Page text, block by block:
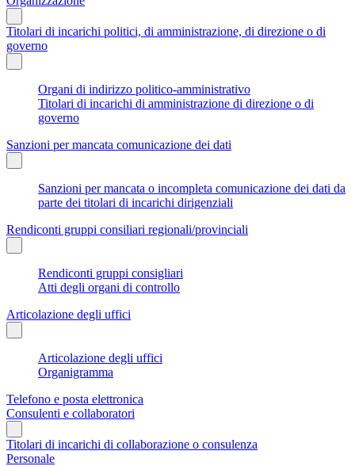
Titolari di incarichi politici, di amministrazione, di direzione o di
governo
Organi di indirizzo politico-amministrativo
Titolari di incarichi di amministrazione di direzione o di
governo
Sanzioni per mancata comunicazione dei dati
Sanzioni per mancata o incompleta comunicazione dei dati da
parte dei titolari di incarichi dirigenziali
Rendiconti gruppi consiliari regionali/provinciali
Rendiconti gruppi consigliari
Atti degli organi di controllo
Articolazione degli uffici
Articolazione degli uffici
Organigramma
Telefono e posta elettronica
Consulenti e collaboratori
Titolari di incarichi di collaborazione o consulenza
Personale